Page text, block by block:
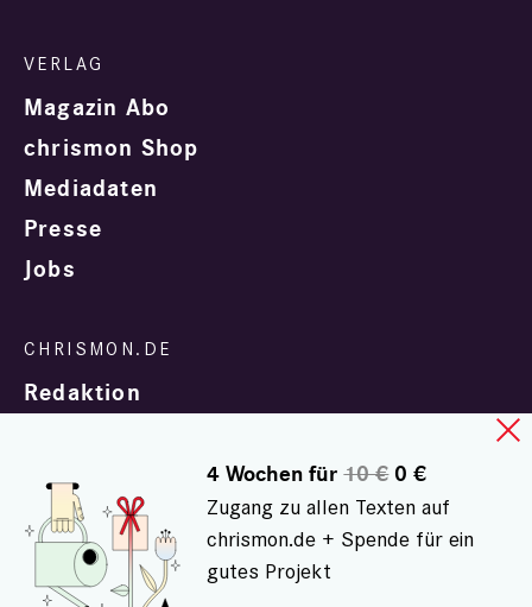
Magazin Abo
chrismon Shop
Mediadaten
Presse
Jobs
Redaktion
4 Wochen für10 €0 €
Zugang zu allen Texten auf
chrismon.de + Spende für ein
gutes Projekt